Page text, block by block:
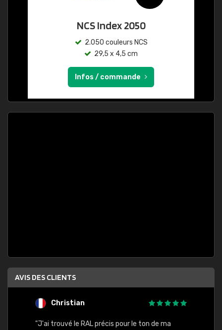
NCS Index 2050
2.050 couleurs NCS
29,5 x 4,5 cm
Infos / commande
AVIS DES CLIENTS
Christian
"J'ai trouvé le RAL précis pour le ton de ma